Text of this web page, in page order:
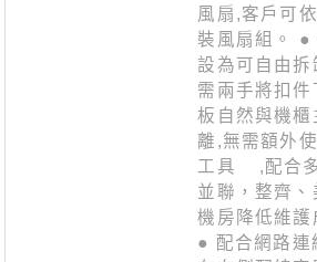
風扇,客戶可
裝風扇組。 ●
設為可自由拆
需兩手將扣件
板自然與機櫃
離,無需額外
工具 ,配合
並聯，整齊、
機房降低維護
● 配合網路連